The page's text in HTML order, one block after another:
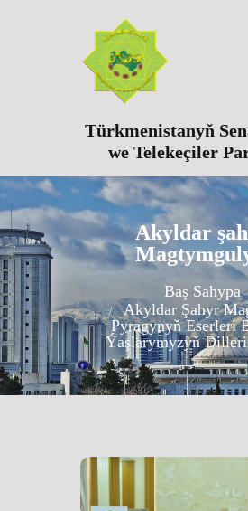
Türkmenistanyň
we Telekeçiler
Akyldar
Baş Sahypa
Akyldar Şahyr
Pyragynyň Eserleri
Ýaşlarymyzyň